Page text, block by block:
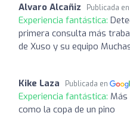
Alvaro Alcañiz Publicada en
Experiencia fantástica:
primera consulta más
de Xuso y su equipo
Kike Laza Publicada en
Experiencia fantástica:
como la copa de un pino